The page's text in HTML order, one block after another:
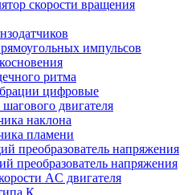
скорости вращения
импульсов
ритма
цифровые
двигателя
наклона
пламени
преобразователь напряжения
преобразователь напряжения
AC двигателя
К